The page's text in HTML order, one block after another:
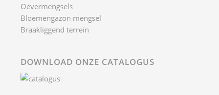
Oevermengsels
Bloemengazon mengsel
Braakliggend terrein
DOWNLOAD ONZE CATALOGUS